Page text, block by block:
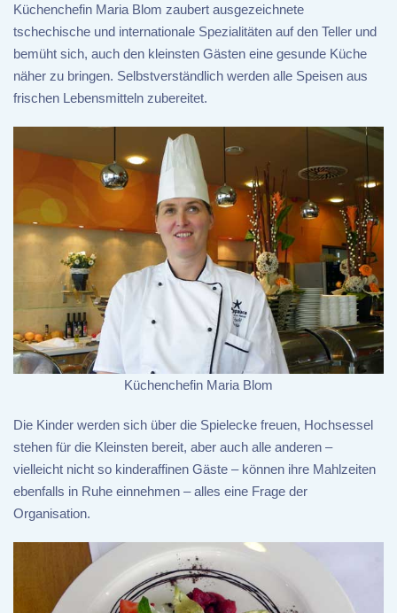
Küchenchefin Maria Blom zaubert ausgezeichnete
tschechische und internationale Spezialitäten auf den Teller und
bemüht sich, auch den kleinsten Gästen eine gesunde Küche
näher zu bringen. Selbstverständlich werden alle Speisen aus
frischen Lebensmitteln zubereitet.
Küchenchefin Maria Blom
Die Kinder werden sich über die Spielecke freuen, Hochsessel
stehen für die Kleinsten bereit, aber auch alle anderen –
vielleicht nicht so kinderaffinen Gäste – können ihre Mahlzeiten
ebenfalls in Ruhe einnehmen – alles eine Frage der
Organisation.